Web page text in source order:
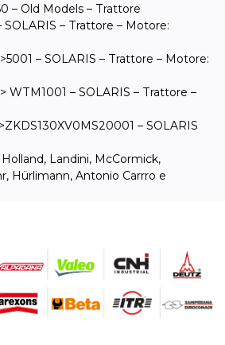
– Old Models – Trattore
SOLARIS – Trattore – Motore:
– SOLARIS – Trattore – Motore:
WTM1001 – SOLARIS – Trattore –
– SOLARIS
Landini, McCormick,
Hürlimann, Antonio Carrro e